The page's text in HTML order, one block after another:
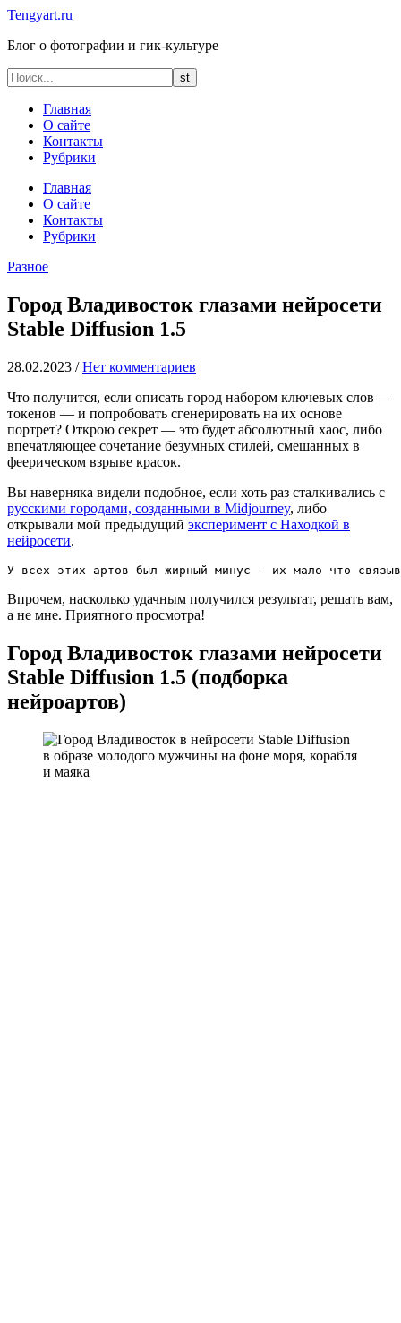
Tengyart.ru
Блог о фотографии и гик-культуре
Главная
О сайте
Контакты
Рубрики
Главная
О сайте
Контакты
Рубрики
Разное
Город Владивосток глазами нейросети
Stable Diffusion 1.5
28.02.2023 / Нет комментариев
Что получится, если описать город набором ключевых слов —
токенов — и попробовать сгенерировать на их основе
портрет? Открою секрет — это будет абсолютный хаос, либо
впечатляющее сочетание безумных стилей, смешанных в
феерическом взрыве красок.
Вы наверняка видели подобное, если хоть раз сталкивались с
русскими городами, созданными в Midjourney, либо
открывали мой предыдущий эксперимент с Находкой в
нейросети.
У всех этих артов был жирный минус - их мало что
Впрочем, насколько удачным получился результат, решать вам,
а не мне. Приятного просмотра!
Город Владивосток глазами нейросети
Stable Diffusion 1.5 (подборка
нейроартов)